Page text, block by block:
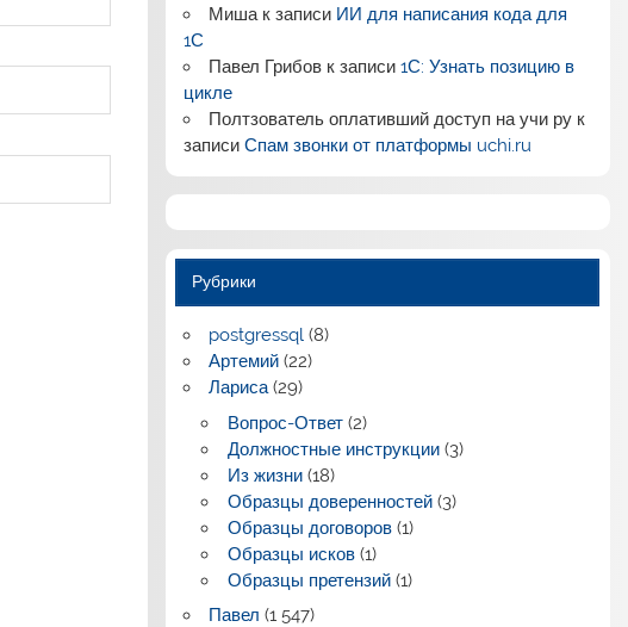
Мишак записи ИИ для написания кода для
1С
Павел Грибов к записи1С: Узнать позицию в
цикле
Полтзователь оплативший доступ на учи ру к
записиСпам звонки от платформы uchi.ru
Рубрики
postgressql (8)
Артемий (22)
Лариса(29)
Вопрос-Ответ(2)
Должностные инструкции(3)
Из жизни(18)
Образцы доверенностей(3)
Образцы договоров(1)
Образцы исков(1)
Образцы претензий(1)
Павел (1 547)